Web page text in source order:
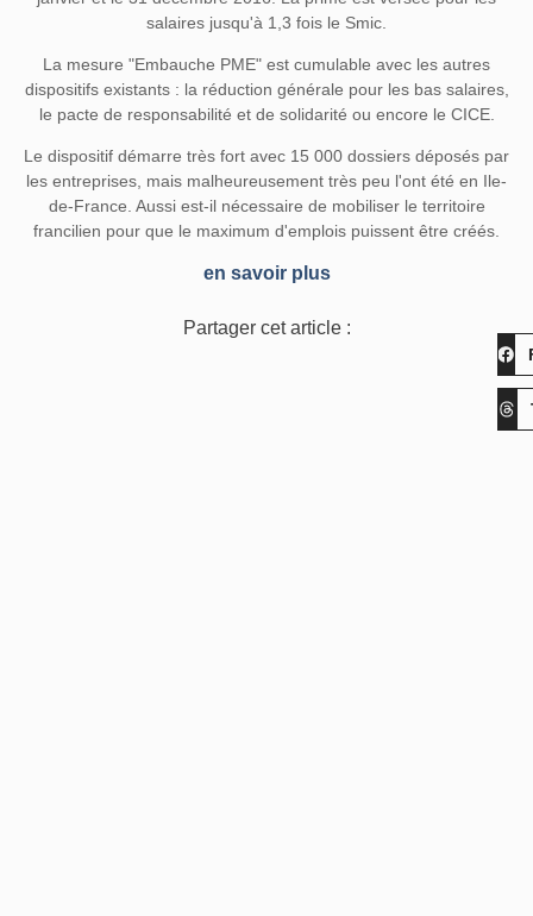
salaires jusqu'à 1,3 fois le Smic.
La mesure "Embauche PME" est cumulable avec les autres
dispositifs existants : la réduction générale pour les bas salaires,
le pacte de responsabilité et de solidarité ou encore le CICE.
Le dispositif démarre très fort avec 15 000 dossiers déposés par
les entreprises, mais malheureusement très peu l'ont été en Ile-
de-France. Aussi est-il nécessaire de mobiliser le territoire
francilien pour que le maximum d'emplois puissent être créés.
en savoir plus
Partager cet article :